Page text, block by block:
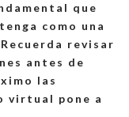
que
como una
revisar
antes de
las
virtual pone a